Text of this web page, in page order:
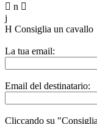
 n 
j
H Consiglia un cavallo
La tua email:
Email del destinatario:
Cliccando su